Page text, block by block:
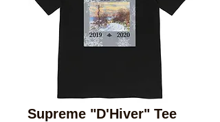
Supreme "D'Hiver" Tee